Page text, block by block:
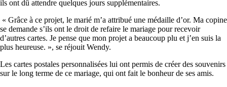
ils ont dû attendre quelques jours supplémentaires.
« Grâce à ce projet, le marié m’a attribué une médaille d’or. Ma copine
se demande s’ils ont le droit de refaire le mariage pour recevoir
d’autres cartes. Je pense que mon projet a beaucoup plu et j’en suis la
plus heureuse. », se réjouit Wendy.
Les cartes postales personnalisées lui ont permis de créer des souvenirs
sur le long terme de ce mariage, qui ont fait le bonheur de ses amis.